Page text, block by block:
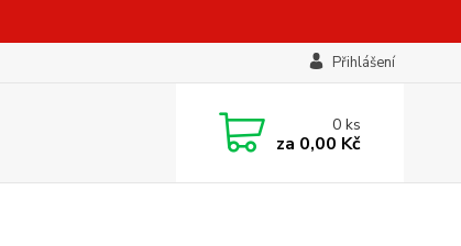
Přihlášení
0ks
za 0,00 Kč